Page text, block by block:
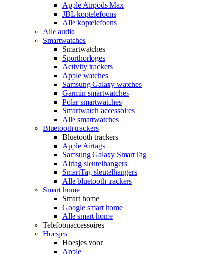
Apple Airpods Max
JBL koptelefoons
Alle koptelefoons
Alle audio
Smartwatches
Smartwatches
Sporthorloges
Activity trackers
Apple watches
Samsung Galaxy watches
Garmin smartwatches
Polar smartwatches
Smartwatch accessoires
Alle smartwatches
Bluetooth trackers
Bluetooth trackers
Apple Airtags
Samsung Galaxy SmartTag
Airtag sleutelhangers
SmartTag sleutelhangers
Alle bluetooth trackers
Smart home
Smart home
Google smart home
Alle smart home
Telefoonaccessoires
Hoesjes
Hoesjes voor
Apple